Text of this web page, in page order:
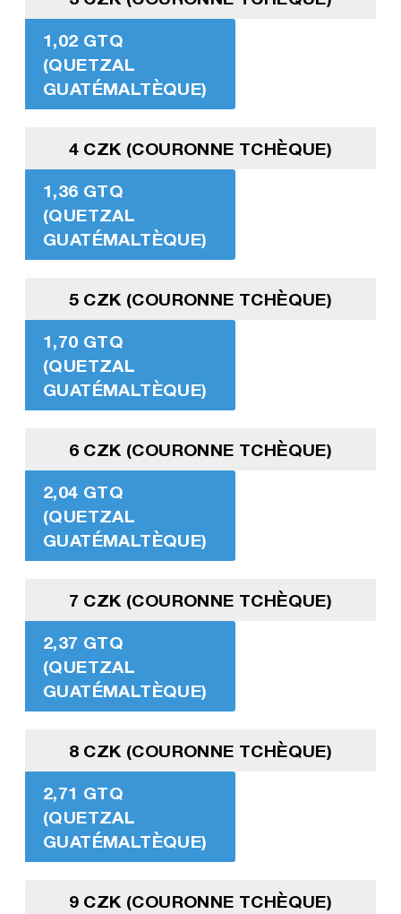
1,02 GTQ
(QUETZAL
GUATÉMALTÈQUE)
4 CZK (COURONNE TCHÈQUE)
1,36 GTQ
(QUETZAL
GUATÉMALTÈQUE)
5 CZK (COURONNE TCHÈQUE)
1,70 GTQ
(QUETZAL
GUATÉMALTÈQUE)
6 CZK (COURONNE TCHÈQUE)
2,04 GTQ
(QUETZAL
GUATÉMALTÈQUE)
7 CZK (COURONNE TCHÈQUE)
2,37 GTQ
(QUETZAL
GUATÉMALTÈQUE)
8 CZK (COURONNE TCHÈQUE)
2,71 GTQ
(QUETZAL
GUATÉMALTÈQUE)
9 CZK (COURONNE TCHÈQUE)